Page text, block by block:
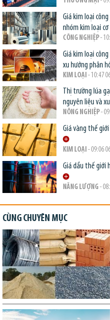
Giá kim loại
nhóm kim loại cơ
CÔNG NGHIỆP-
Giá kim loại
xu hướng phân
KIM LOẠI - 10:47
Thị trường lúa
nguyên liệu và
NÔNG NGHIỆP-
Giá vàng thế
KIM LOẠI - 09:06
Giá dầu thế giới
NĂNG LƯỢNG -
CÙNG CHUYÊN MỤC